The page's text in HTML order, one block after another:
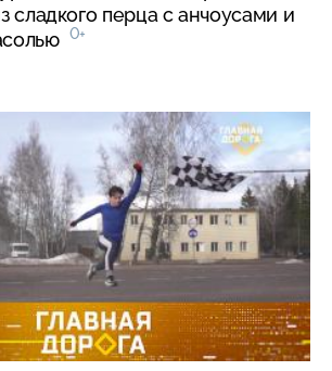
сладкого перца с анчоусами и
0+